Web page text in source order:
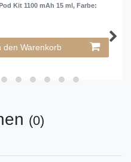
Kit 1100 mAh 15 ml, Farbe:
den Warenkorb
(0)